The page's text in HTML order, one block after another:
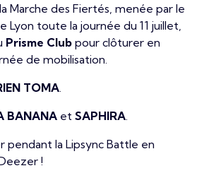
Marche des Fiertés, menée par le
Lyon toute la journée du 11 juillet,
Prisme Club pour clôturer en
de mobilisation.
TOMA
BANANA et SAPHIRA
pendant la Lipsync Battle en
!